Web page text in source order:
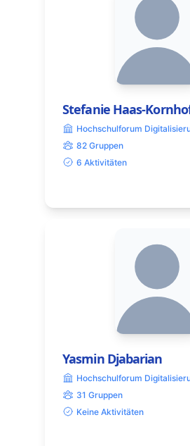
Stefanie Haas-
Hochschulforum
82 Gruppen
6 Aktivitäten
Yasmin Djabarian
Hochschulforum
31 Gruppen
Keine Aktivitäten